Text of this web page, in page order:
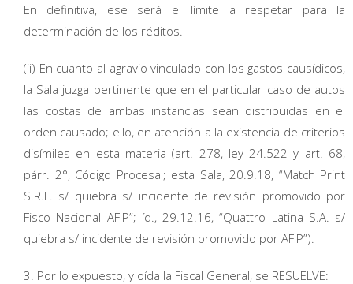
En definitiva, ese será el límite a respetar para la
determinación de los réditos.
(ii) En cuanto al agravio vinculado con los gastos causídicos,
la Sala juzga pertinente que en el particular caso de autos
las costas de ambas instancias sean distribuidas en el
orden causado; ello, en atención a la existencia de criterios
disímiles en esta materia (art. 278, ley 24.522 y art. 68,
párr. 2°, Código Procesal; esta Sala, 20.9.18, “Match Print
S.R.L. s/ quiebra s/ incidente de revisión promovido por
Fisco Nacional AFIP”; íd., 29.12.16, “Quattro Latina S.A. s/
quiebra s/ incidente de revisión promovido por AFIP”).
3. Por lo expuesto, y oída la Fiscal General, se RESUELVE: